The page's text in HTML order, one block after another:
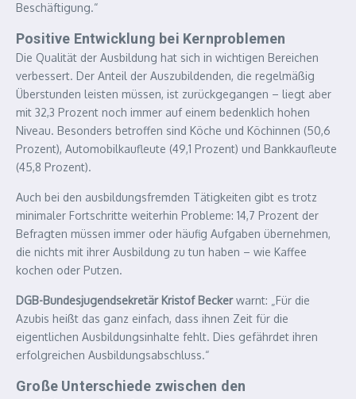
Beschäftigung.“
Positive Entwicklung bei Kernproblemen
Die Qualität der Ausbildung hat sich in wichtigen Bereichen
verbessert. Der Anteil der Auszubildenden, die regelmäßig
Überstunden leisten müssen, ist zurückgegangen – liegt aber
mit 32,3 Prozent noch immer auf einem bedenklich hohen
Niveau. Besonders betroffen sind Köche und Köchinnen (50,6
Prozent), Automobilkaufleute (49,1 Prozent) und Bankkaufleute
(45,8 Prozent).
Auch bei den ausbildungsfremden Tätigkeiten gibt es trotz
minimaler Fortschritte weiterhin Probleme: 14,7 Prozent der
Befragten müssen immer oder häufig Aufgaben übernehmen,
die nichts mit ihrer Ausbildung zu tun haben – wie Kaffee
kochen oder Putzen.
DGB-Bundesjugendsekretär Kristof Beckerwarnt: „Für die
Azubis heißt das ganz einfach, dass ihnen Zeit für die
eigentlichen Ausbildungsinhalte fehlt. Dies gefährdet ihren
erfolgreichen Ausbildungsabschluss.“
Große Unterschiede zwischen den